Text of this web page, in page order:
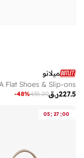
ميلانو
ر.ق227.5
435.20
-48%
05: 27 :00